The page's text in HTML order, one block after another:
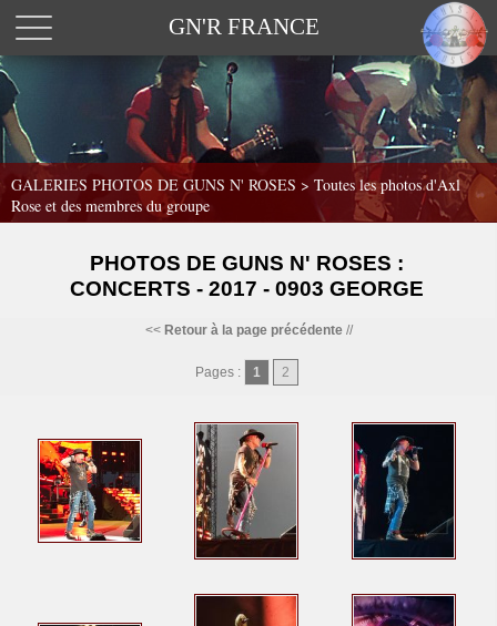
GN'R FRANCE
GALERIES PHOTOS DE GUNS N' ROSES > Toutes les photos d'Axl
Rose et des membres du groupe
PHOTOS DE GUNS N' ROSES :
CONCERTS - 2017 - 0903 GEORGE
<< Retour à la page précédente//
Pages : 1 2